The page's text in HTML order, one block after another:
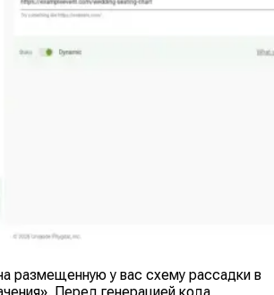
размещенную у вас схему рассадки в
Перед генерацией кода